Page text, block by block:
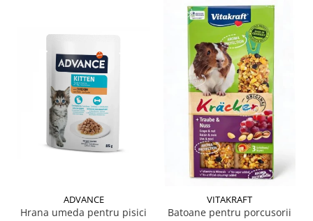
ADVANCE
Hrana umeda pentru pisici
VITAKRAFT
Batoane pentru porcusorii